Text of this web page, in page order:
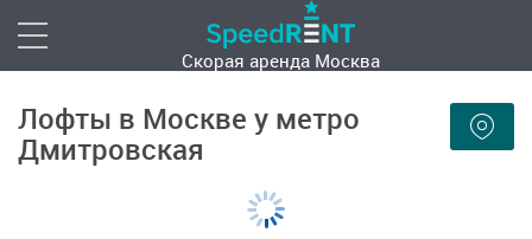
Скорая аренда Москва
Лофты в Москве у метро
Дмитровская